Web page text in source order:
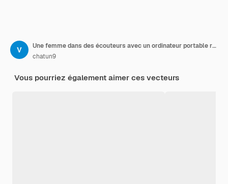
Une femme dans des écouteurs avec un ordinateur portable répond aux appels sur le fond d'une horloge murale Centre d'appels
chatun9
Vous pourriez également aimer ces vecteurs